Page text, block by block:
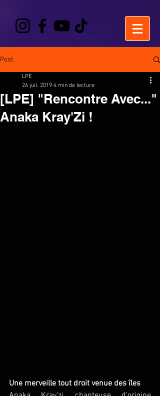
Post
[LPE] "Rencontre Avec..."
Anaka Kray'Zi !
LPE
26 juil. 2019 4 min de lecture
Une merveille tout droit venue des îles